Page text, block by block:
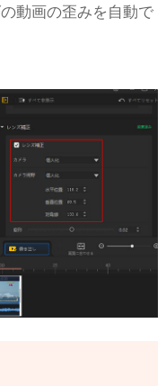
動画の歪みを自動で